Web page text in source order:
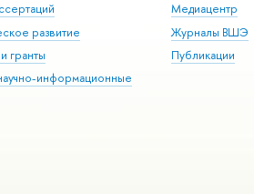
развитие
гранты
информационные
Медиацентр
Журналы ВШЭ
Публикации